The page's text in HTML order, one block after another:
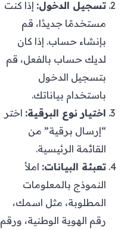
تسجيل الدخول: إذا كنت
مستخدمًا جديدًا، قم
بإنشاء حساب. إذا كان
لديك حساب بالفعل، قم
بتسجيل الدخول
باستخدام بياناتك.
اختيار نوع البرقية: اختر
“إرسال برقية” من
القائمة الرئيسية.
تعبئة البيانات: املأ
النموذج بالمعلومات
المطلوبة، مثل اسمك،
رقم الهوية الوطنية، ورقم